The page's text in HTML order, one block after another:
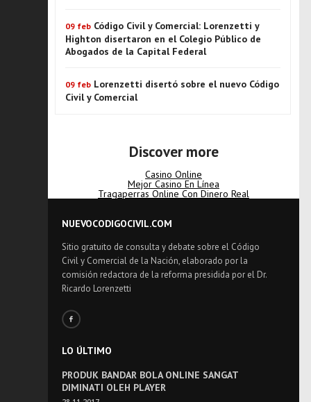
09 feb Código Civil y Comercial: Lorenzetti y
Highton disertaron en el Colegio Público de
Abogados de la Capital Federal
09 feb Lorenzetti disertó sobre el nuevo Código
Civil y Comercial
Discover more
Casino Online
Mejor Casino En Línea
Tragaperras Online Con Dinero Real
NUEVOCODIGOCIVIL.COM
Sitio gratuito de consulta y debate sobre el Código
Civil y Comercial de la Nación, elaborado por la
comisión redactora de la reforma presidida por el Dr.
Ricardo Lorenzetti
LO ÚLTIMO
PRODUK BANDAR BOLA ONLINE SANGAT
DIMINATI OLEH PLAYER